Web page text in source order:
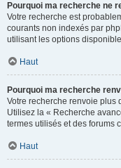
Pourquoi ma recherche ne
Votre recherche est
courants non indexés par
utilisant les options
Haut
Pourquoi ma recherche
Votre recherche renvoie plus
Utilisez la « Recherche
termes utilisés et des forums
Haut